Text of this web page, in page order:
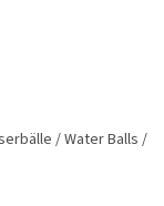
/ Water Balls /